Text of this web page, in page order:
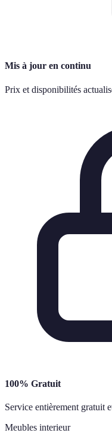
Mis à jour en continu
Prix et disponibilités
100% Gratuit
Service entièrement gratuit
Meubles interieur